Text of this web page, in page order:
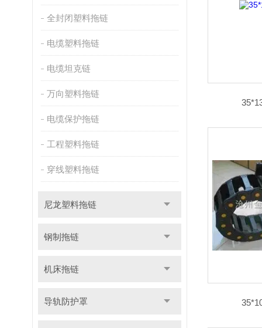
全封闭塑料拖链
电缆塑料拖链
电缆坦克链
万向塑料拖链
电缆保护拖链
工程塑料拖链
穿线塑料拖链
尼龙塑料拖链
钢制拖链
机床拖链
导轨防护罩